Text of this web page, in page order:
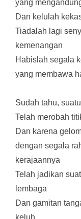
yang
Dan kelulah
Tiadalah lagi
kemenangan
Habislah segala
yang membawa
Sudah tahu,
Telah merobah
Dan karena
dengan segala
kerajaannya
Telah jadikan
lembaga
Dan gamitan
keluh